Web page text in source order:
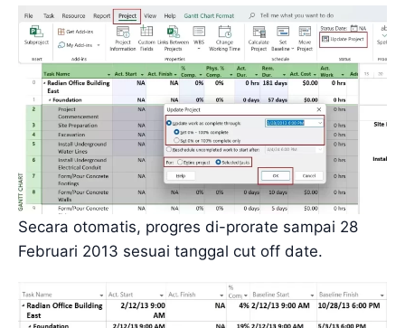
Secara otomatis, progres di-prorate sampai 28
Februari 2013 sesuai tanggal cut off date.